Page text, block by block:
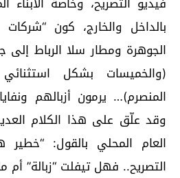
بالداخل والخارج، كون
(والخميسات بشكل
المنصرم)… يرمون أزبالهم
وقد علّق على هذا الكلام
العام المحلي بالقول:
التصريح.. فهل تيفلت “زبالة” أم